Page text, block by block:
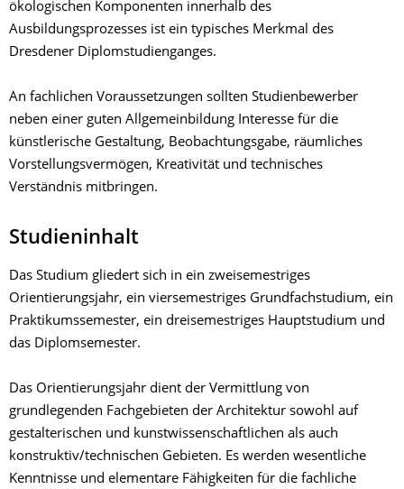
ökologischen Komponenten innerhalb des
Ausbildungsprozesses ist ein typisches Merkmal des
Dresdener Diplomstudienganges.
An fachlichen Voraussetzungen sollten Studienbewerber
neben einer guten Allgemeinbildung Interesse für die
künstlerische Gestaltung, Beobachtungsgabe, räumliches
Vorstellungsvermögen, Kreativität und technisches
Verständnis mitbringen.
Studieninhalt
Das Studium gliedert sich in ein zweisemestriges
Orientierungsjahr, ein viersemestriges Grundfachstudium, ein
Praktikumssemester, ein dreisemestriges Hauptstudium und
das Diplomsemester.
Das Orientierungsjahr dient der Vermittlung von
grundlegenden Fachgebieten der Architektur sowohl auf
gestalterischen und kunstwissenschaftlichen als auch
konstruktiv/technischen Gebieten. Es werden wesentliche
Kenntnisse und elementare Fähigkeiten für die fachliche